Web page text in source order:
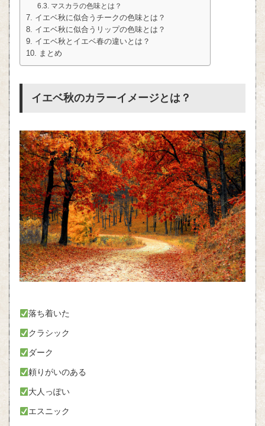
マスカラの色味とは？
イエベ秋に似合うチークの色味とは？
イエベ秋に似合うリップの色味とは？
イエベ秋とイエベ春の違いとは？
まとめ
イエベ秋のカラーイメージとは？
落ち着いた
クラシック
ダーク
頼りがいのある
大人っぽい
エスニック